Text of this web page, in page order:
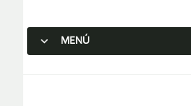
MENÚ